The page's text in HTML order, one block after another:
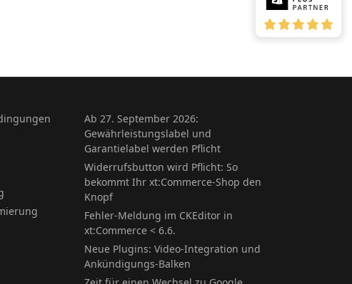
Ab 27. September 2026:
Gewährleistungslabel und
Garantielabel werden Pflicht
Widerrufsbutton wird Pflicht: So
bekommt Ihr xt:Commerce-Shop den
Knopf
Fehler-Meldung im CKEditor in
xt:Commerce < 6.6.
Neue Plugins: Video-Integration und
Ankündigungs-Balken